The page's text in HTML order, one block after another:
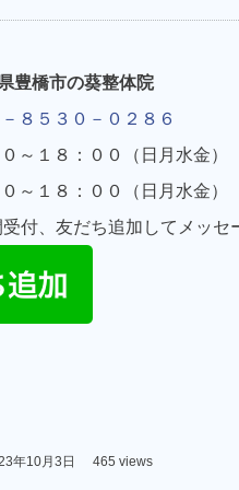
豊橋市の葵整体院
８５３０－０２８６
～１８：００（日月水金）
～１８：００（日月水金）
受付、友だち追加してメッセ
年10月3日 465 views